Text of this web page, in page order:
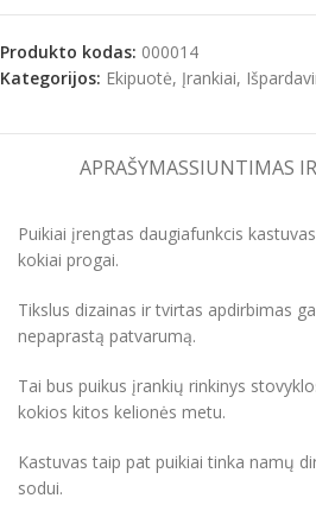
Produkto kodas: 000014
Kategorijos: Ekipuotė, Įrankiai,
APRAŠYMASSIUNTIMAS
Puikiai įrengtas daugiafunkcis
kokiai progai.
Tikslus dizainas ir tvirtas apdirbimas
nepaprastą patvarumą.
Tai bus puikus įrankių rinkinys
kokios kitos kelionės metu.
Kastuvas taip pat puikiai tinka namų
sodui.